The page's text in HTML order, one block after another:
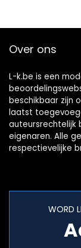
Over ons
L-k.be is een
beschikbaar zijn
laatst
auteursrechtelijk
eigenaren. Alle
respectievelijke
WORD